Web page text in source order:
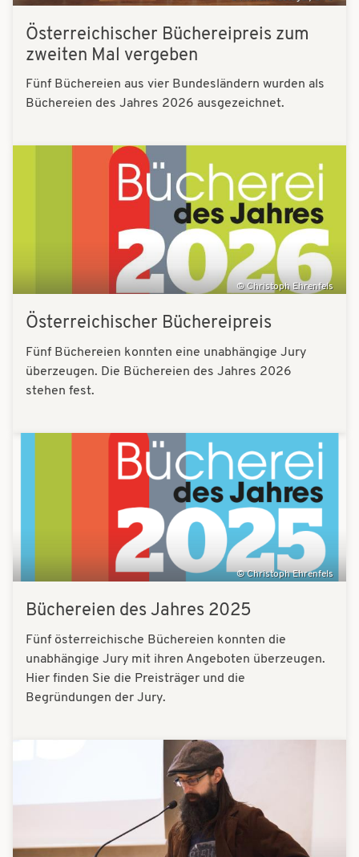
Österreichischer Büchereipreis zum
zweiten Mal vergeben
Fünf Büchereien aus vier Bundesländern wurden als
Büchereien des Jahres 2026 ausgezeichnet.
Christoph Ehrenfels
Österreichischer Büchereipreis
Fünf Büchereien konnten eine unabhängige Jury
überzeugen. Die Büchereien des Jahres 2026
stehen fest.
Christoph Ehrenfels
Büchereien des Jahres 2025
Fünf österreichische Büchereien konnten die
unabhängige Jury mit ihren Angeboten überzeugen.
Hier finden Sie die Preisträger und die
Begründungen der Jury.